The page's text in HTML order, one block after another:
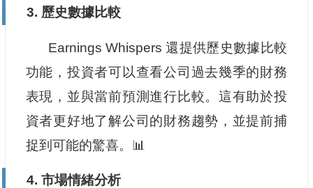
3. 歷史數據比較
Earnings Whispers 還提供歷史數據比較
功能，投資者可以查看公司過去幾季的財務
表現，並與當前預測進行比較。這有助於投
資者更好地了解公司的財務趨勢，並提前捕
捉到可能的驚喜。📊
4. 市場情緒分析